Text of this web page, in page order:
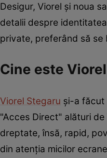
Desigur, Viorel și noua
detalii despre
private, preferând să se
Cine este
Viorel Stegaru și-a făcut
"Acces Direct" alături
dreptate, însă, rapid,
din atenția micilor